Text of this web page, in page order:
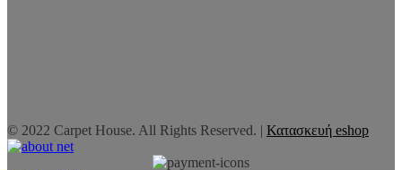
© 2022 Carpet House. All Rights Reserved. | Κατασκευή eshop